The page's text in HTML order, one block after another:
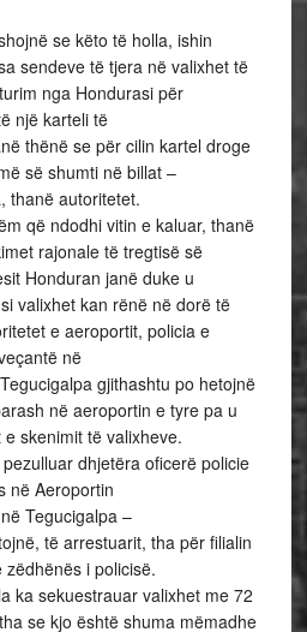
se këto të holla, ishin
sendeve të tjera në valixhet të
nga Hondurasi për
një karteli të
thënë se për cilin kartel droge
së shumti në billat –
thanë autoritetet.
që ndodhi vitin e kaluar, thanë
rajonale të tregtisë së
Honduran janë duke u
valixhet kan rënë në dorë të
e aeroportit, policia e
në
gjithashtu po hetojnë
në aeroportin e tyre pa u
skenimit të valixheve.
dhjetëra oficerë policie
në Aeroportin
Tegucigalpa –
të arrestuarit, tha për filialin
i policisë.
ka sekuestrauar valixhet me 72
se kjo është shuma mëmadhe